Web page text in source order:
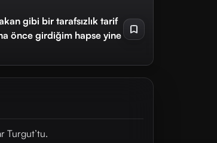
gibi bir tarafsızlık tarif
önce girdiğim hapse yine
Turgut’tu.